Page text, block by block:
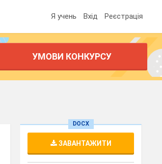
Я учень Вхід Реєстрація
УМОВИ КОНКУРСУ
DOCX
ЗАВАНТАЖИТИ